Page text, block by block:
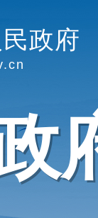
政府